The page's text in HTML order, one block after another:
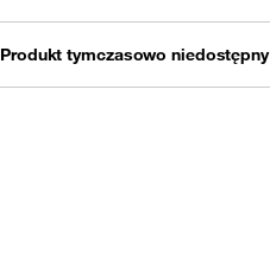
Produkt tymczasowo niedostępny